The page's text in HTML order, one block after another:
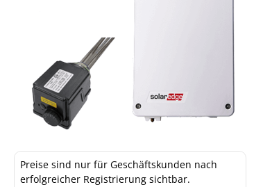
Preise sind nur für Geschäftskunden nach
erfolgreicher Registrierung sichtbar.